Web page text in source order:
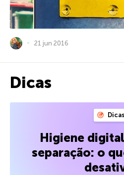
21 jun 2016
Dicas
Dicas
Higiene
separação: o